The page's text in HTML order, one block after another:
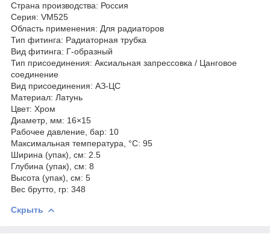
Страна производства: Россия
Серия: VM525
Область применения: Для радиаторов
Тип фитинга: Радиаторная трубка
Вид фитинга: Г-образный
Тип присоединения: Аксиальная запрессовка / Цанговое
соединение
Вид присоединения: АЗ-ЦС
Материал: Латунь
Цвет: Хром
Диаметр, мм: 16×15
Рабочее давление, бар: 10
Максимальная температура, °С: 95
Ширина (упак), см: 2.5
Глубина (упак), см: 8
Высота (упак), см: 5
Вес брутто, гр: 348
Скрыть